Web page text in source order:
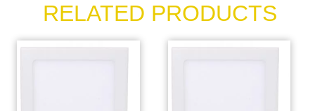
RELATED PRODUCTS